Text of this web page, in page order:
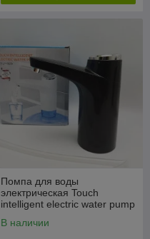
Помпа для воды
электрическая Touch
intelligent electric water pump
Черный
В наличии